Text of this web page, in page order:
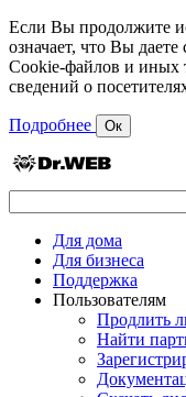
Если Вы продолжите
означает, что Вы
Cookie-файлов и иных
сведений о
Подробнее Ок
Для дома
Для бизнеса
Поддержка
Пользователям
Продлить
Найти